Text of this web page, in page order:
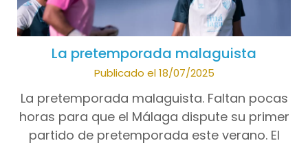
La pretemporada malaguista
Publicado el 18/07/2025
La pretemporada malaguista. Faltan pocas
horas para que el Málaga dispute su primer
partido de pretemporada este verano. El